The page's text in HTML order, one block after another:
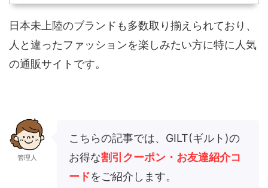
日本未上陸のブランドも多数取り揃えられており、
人と違ったファッションを楽しみたい方に特に人気
の通販サイトです。
管理人
こちらの記事では、GILT(ギルト)の
お得な割引クーポン・お友達紹介コ
ードをご紹介します。